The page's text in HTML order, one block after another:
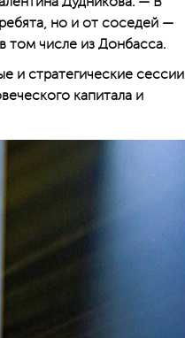
но и от соседей —
том числе из Донбасса.
и стратегические сессии
капитала и